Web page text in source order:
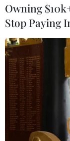
Owning
Stop Paying